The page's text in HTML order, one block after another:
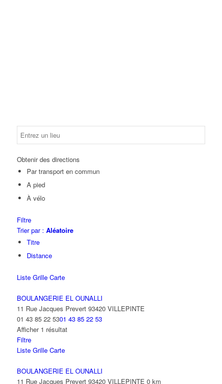
Obtenir des directions
Par transport en commun
A pied
À vélo
Filtre
Trier par : Aléatoire
Titre
Distance
Liste Grille Carte
BOULANGERIE EL OUNALLI
11 Rue Jacques Prevert 93420 VILLEPINTE
01 43 85 22 5301 43 85 22 53
Afficher 1 résultat
Filtre
Liste Grille Carte
BOULANGERIE EL OUNALLI
11 Rue Jacques Prevert 93420 VILLEPINTE 0 km